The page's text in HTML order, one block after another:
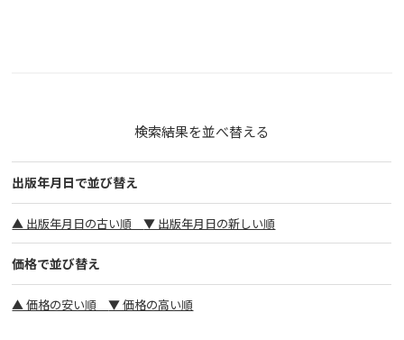
検索結果を並べ替える
出版年月日で並び替え
▲ 出版年月日の古い順▼ 出版年月日の新しい順
価格で並び替え
▲ 価格の安い順▼ 価格の高い順